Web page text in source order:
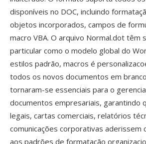
disponíveis no DOC, incluindo
objetos incorporados, campos de
macro VBA. O arquivo Normal.dot têm
particular como o modelo global do
estilos padrão, macros é
todos os novos documentos em
tornaram-se essenciais para o
documentos empresariais, garantindo
legais, cartas comerciais, relatórios
comunicações corporativas aderissem
aos padrões de formatação